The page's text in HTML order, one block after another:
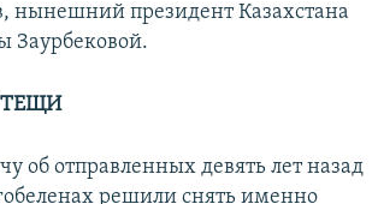
нынешний президент Казахстана
Заурбековой.
ТЕЩИ
об отправленных девять лет назад
решили снять именно